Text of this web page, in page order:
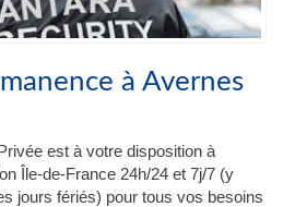
à Avernes
est à votre disposition à
Île-de-France 24h/24 et 7j/7 (y
jours fériés) pour tous vos besoins